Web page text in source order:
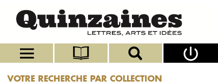
VOTRE RECHERCHE PAR COLLECTION